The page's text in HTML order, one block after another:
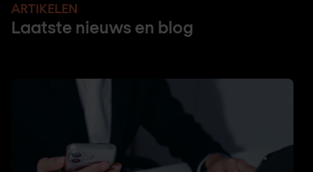
ARTIKELEN
Laatste nieuws en blog